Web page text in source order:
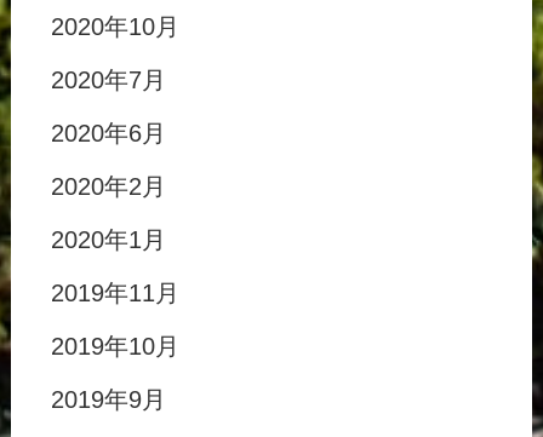
2020年10月
2020年7月
2020年6月
2020年2月
2020年1月
2019年11月
2019年10月
2019年9月